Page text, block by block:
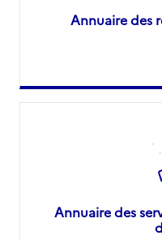
Annuaire des
Annuaire des